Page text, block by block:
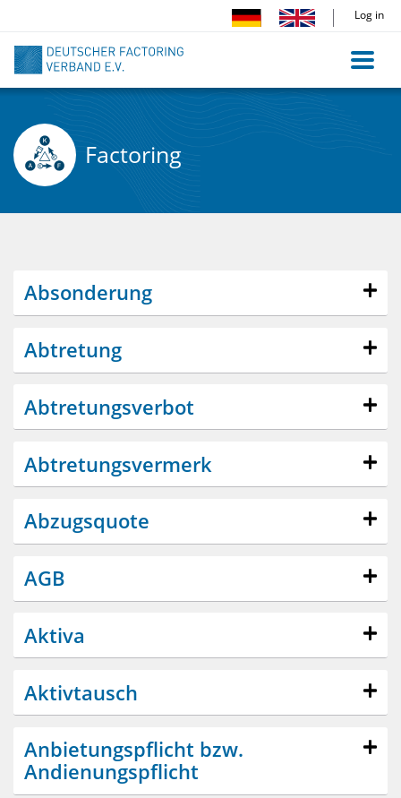
main
content
Log in
Factoring
Absonderung
Abtretung
Abtretungsverbot
Abtretungsvermerk
Abzugsquote
AGB
Aktiva
Aktivtausch
Anbietungspflicht bzw.
Andienungspflicht